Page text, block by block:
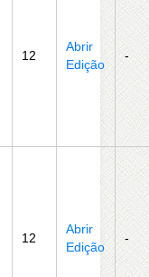
12
Abrir
Edição
-
12
Abrir
Edição
-